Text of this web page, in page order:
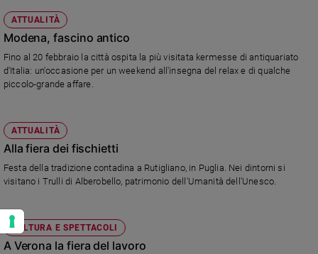
ATTUALITÀ
Modena, fascino antico
Fino al 20 febbraio la città ospita la più visitata kermesse di antiquariato
d'Italia: un'occasione per un weekend all'insegna del relax e di qualche
piccolo-grande affare.
ATTUALITÀ
Alla fiera dei fischietti
Festa della tradizione contadina a Rutigliano, in Puglia. Nei dintorni si
visitano i Trulli di Alberobello, patrimonio dell'Umanità dell'Unesco.
CULTURA E SPETTACOLI
A Verona la fiera del lavoro